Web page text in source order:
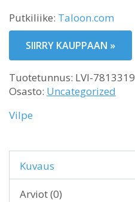
Putkiliike: Taloon.com
SIIRRY KAUPPAAN »
Tuotetunnus: LVI-7813319
Osasto: Uncategorized
Vilpe
Kuvaus
Arviot (0)